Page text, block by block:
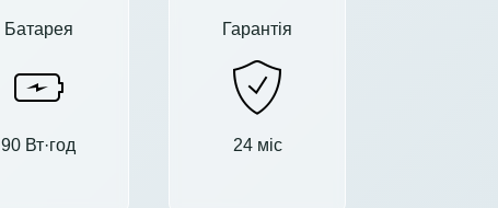
Батарея
90 Вт·год
Гарантія
24 міс